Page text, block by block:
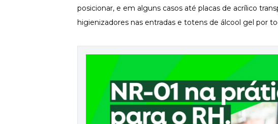
Newsletters
posicionar, e em alguns casos até placas de acrílico
higienizadores nas entradas e totens de álcool gel por